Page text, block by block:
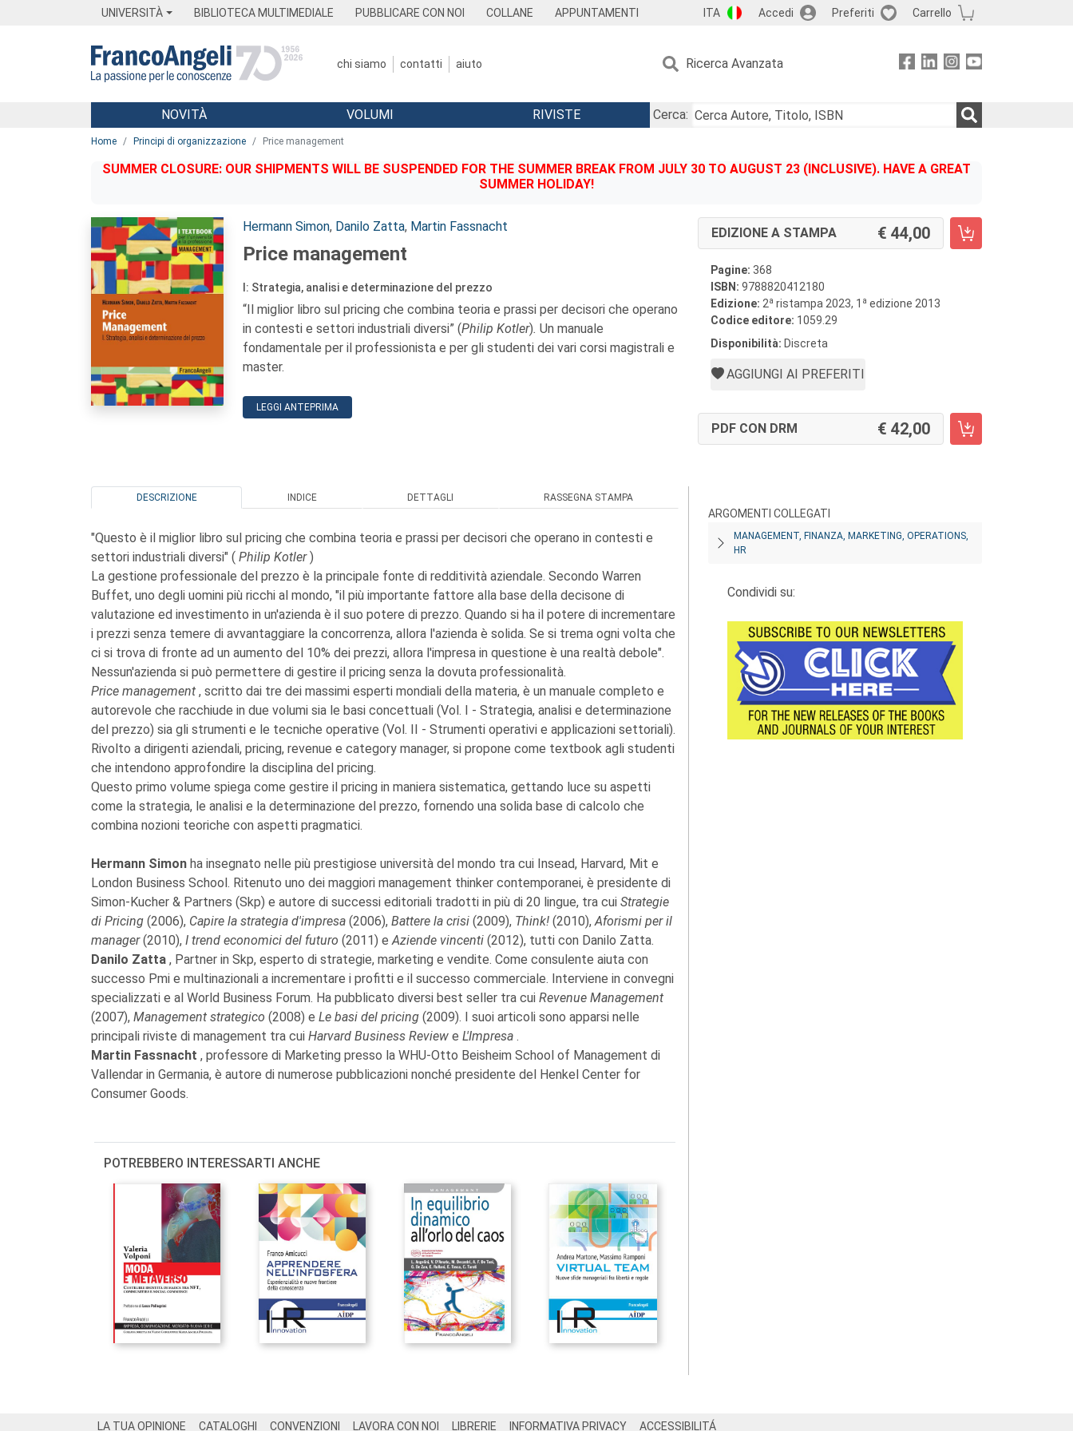
UNIVERSITÀ BIBLIOTECA MULTIMEDIALE PUBBLICARE CON NOI COLLANE APPUNTAMENTI ITA Accedi Preferiti Carrello
chi siamo contatti aiuto Ricerca Avanzata
Menu
NOVITÀ VOLUMI RIVISTE
Cerca:
Home Principi di organizzazione Price management
SUMMER CLOSURE: OUR SHIPMENTS WILL BE SUSPENDED FOR THE SUMMER BREAK FROM JULY 30 TO AUGUST 23 (INCLUSIVE). HAVE A GREAT
SUMMER HOLIDAY!
Autori:
Hermann Simon, Danilo Zatta, Martin Fassnacht
Price management
I: Strategia, analisi e determinazione del prezzo
“Il miglior libro sul pricing che combina teoria e prassi per decisori che operano
in contesti e settori industriali diversi” (Philip Kotler). Un manuale
fondamentale per il professionista e per gli studenti dei vari corsi magistrali e
master.
LEGGI ANTEPRIMA
EDIZIONE A STAMPA 44,00
Pagine: 368
ISBN: 9788820412180
Edizione: 2a ristampa 2023, 1 a edizione 2013
Codice editore: 1059.29
Disponibilità: Discreta
AGGIUNGI AI PREFERITI
PDF CON DRM 42,00
DESCRIZIONE INDICE DETTAGLI RASSEGNA STAMPA
"Questo è il miglior libro sul pricing che combina teoria e prassi per decisori che operano in contesti e
settori industriali diversi" ( Philip Kotler)
La gestione professionale del prezzo è la principale fonte di redditività aziendale. Secondo Warren
Buffet, uno degli uomini più ricchi al mondo, "il più importante fattore alla base della decisone di
valutazione ed investimento in un'azienda è il suo potere di prezzo. Quando si ha il potere di incrementare
i prezzi senza temere di avvantaggiare la concorrenza, allora l'azienda è solida. Se si trema ogni volta che
ci si trova di fronte ad un aumento del 10% dei prezzi, allora l'impresa in questione è una realtà debole".
Nessun'azienda si può permettere di gestire il pricing senza la dovuta professionalità.
Price management , scritto dai tre dei massimi esperti mondiali della materia, è un manuale completo e
autorevole che racchiude in due volumi sia le basi concettuali (Vol. I - Strategia, analisi e determinazione
del prezzo) sia gli strumenti e le tecniche operative (Vol. II - Strumenti operativi e applicazioni settoriali).
Rivolto a dirigenti aziendali, pricing, revenue e category manager, si propone come textbook agli studenti
che intendono approfondire la disciplina del pricing.
Questo primo volume spiega come gestire il pricing in maniera sistematica, gettando luce su aspetti
come la strategia, le analisi e la determinazione del prezzo, fornendo una solida base di calcolo che
combina nozioni teoriche con aspetti pragmatici.
Hermann Simon ha insegnato nelle più prestigiose università del mondo tra cui Insead, Harvard, Mit e
London Business School. Ritenuto uno dei maggiori management thinker contemporanei, è presidente di
Simon-Kucher & Partners (Skp) e autore di successi editoriali tradotti in più di 20 lingue, tra cui Strategie
di Pricing (2006), Capire la strategia d'impresa (2006), Battere la crisi (2009), Think! (2010),Aforismi per il
manager(2010), I trend economici del futuro (2011) eAziende vincenti (2012), tutti con Danilo Zatta.
Danilo Zatta , Partner in Skp, esperto di strategie, marketing e vendite. Come consulente aiuta con
successo Pmi e multinazionali a incrementare i profitti e il successo commerciale. Interviene in convegni
specializzati e al World Business Forum. Ha pubblicato diversi best seller tra cui Revenue Management
(2007), Management strategico (2008) e Le basi del pricing (2009). I suoi articoli sono apparsi nelle
principali riviste di management tra cui Harvard Business Review e L'Impresa .
Martin Fassnacht , professore di Marketing presso la WHU-Otto Beisheim School of Management di
Vallendar in Germania, è autore di numerose pubblicazioni nonché presidente del Henkel Center for
Consumer Goods.
POTREBBERO INTERESSARTI ANCHE
ARGOMENTI COLLEGATI
MANAGEMENT, FINANZA, MARKETING, OPERATIONS,
HR
Condividi su:
LA TUA OPINIONE CATALOGHI CONVENZIONI LAVORA CON NOI LIBRERIE INFORMATIVA PRIVACY ACCESSIBILITÁ